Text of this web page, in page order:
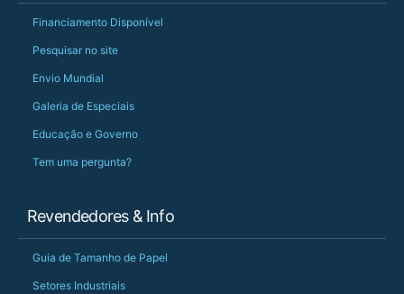
Financiamento Disponível
Pesquisar no site
Envio Mundial
Galeria de Especiais
Educação e Governo
Tem uma pergunta?
Revendedores & Info
Guia de Tamanho de Papel
Setores Industriais